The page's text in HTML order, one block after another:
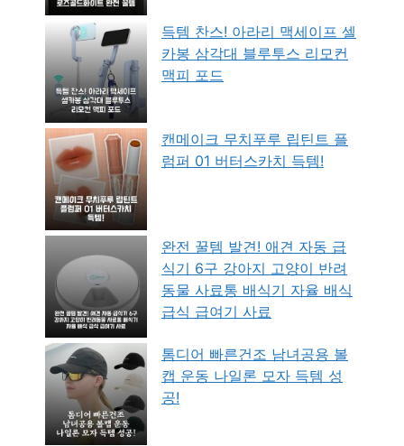
득템 찬스! 아라리 맥세이프 셀
카봉 삼각대 블루투스 리모컨
맥피 포드
캔메이크 무치푸루 립틴트 플
럼퍼 01 버터스카치 득템!
완전 꿀템 발견! 애견 자동 급
식기 6구 강아지 고양이 반려
동물 사료통 배식기 자율 배식
급식 급여기 사료
톰디어 빠른건조 남녀공용 볼
캡 운동 나일론 모자 득템 성
공!